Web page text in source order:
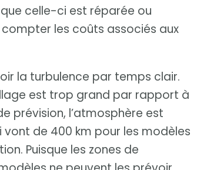
celle-ci est réparée ou
les coûts associés aux
la turbulence par temps clair.
est trop grand par rapport à
prévision, l’atmosphère est
vont de 400 km pour les modèles
Puisque les zones de